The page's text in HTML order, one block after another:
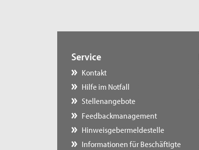
Service
Kontakt
Hilfe im Notfall
Stellenangebote
Feedbackmanagement
Hinweisgebermeldestelle
Informationen für Beschäftigte